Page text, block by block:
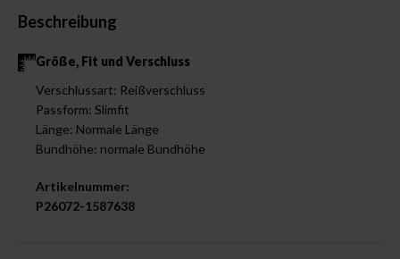
Beschreibung
Größe, Fit und Verschluss
Verschlussart: Reißverschluss
Passform: Slimfit
Länge: Normale Länge
Bundhöhe: normale Bundhöhe
Artikelnummer:
P26072-1587638